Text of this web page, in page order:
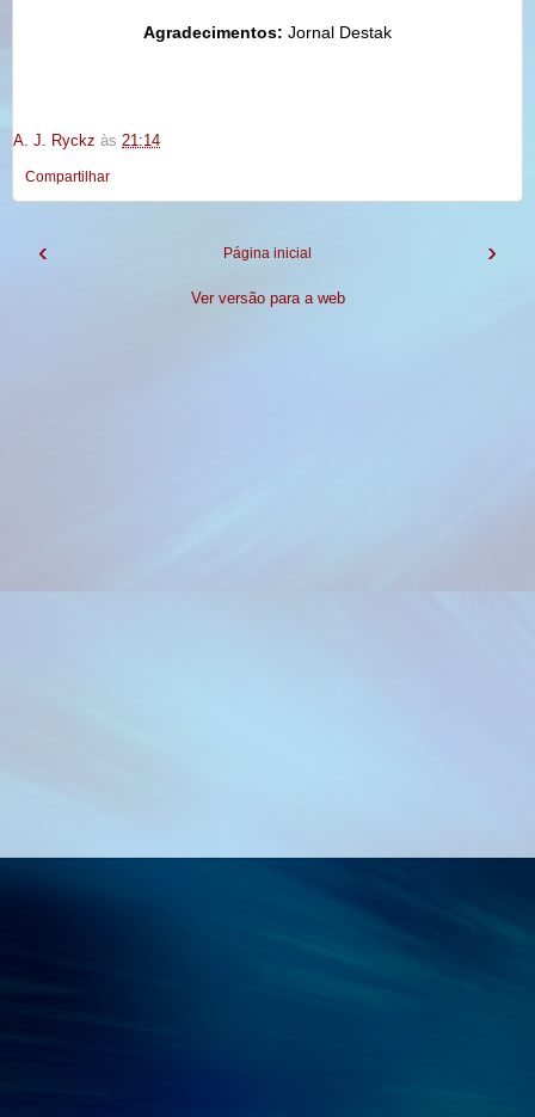
Agradecimentos: Jornal Destak
A. J. Ryckz às 21:14
Compartilhar
‹ ›
Página inicial
Ver versão para a web